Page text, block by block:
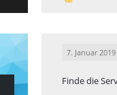
7. Januar 2019
Finde die